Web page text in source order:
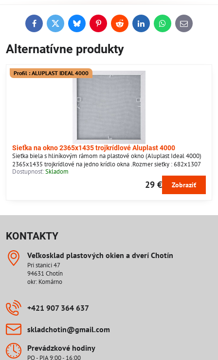
FacebookTwitterBlueskyPinterestReddit LinkedInWhatsApp
E-
mail
Alternatívne produkty
Sieťka na okno 2365x1435 trojkrídlové Aluplast 4000
Profil : ALUPLAST IDEAL 4000
Sieťka biela s hliníkovým rámom na plastové okno (Aluplast Ideal 4000)
2365x1435 trojkrídlové na jedno krídlo okna .Rozmer sieťky : 682x1307
Dostupnosť:Skladom
29 € Zobraziť
KONTAKTY
Veľkosklad plastových okien a dverí Chotín
Pri stanici 47
94631 Chotín
okr: Komárno
+421 907 364 637
skladchotin​@gmail​.com
Prevádzkové hodiny
PO - PIA 9:00 - 16:00